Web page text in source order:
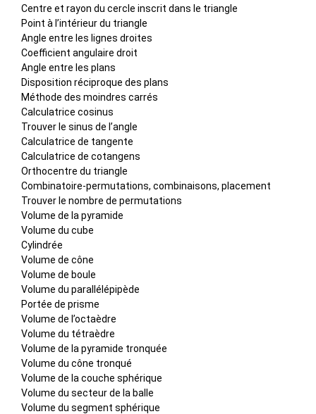
Centre et rayon du cercle inscrit dans le triangle
Point à l’intérieur du triangle
Angle entre les lignes droites
Coefficient angulaire droit
Angle entre les plans
Disposition réciproque des plans
Méthode des moindres carrés
Calculatrice cosinus
Trouver le sinus de l’angle
Calculatrice de tangente
Calculatrice de cotangens
Orthocentre du triangle
Combinatoire-permutations, combinaisons, placement
Trouver le nombre de permutations
Volume de la pyramide
Volume du cube
Cylindrée
Volume de cône
Volume de boule
Volume du parallélépipède
Portée de prisme
Volume de l’octaèdre
Volume du tétraèdre
Volume de la pyramide tronquée
Volume du cône tronqué
Volume de la couche sphérique
Volume du secteur de la balle
Volume du segment sphérique